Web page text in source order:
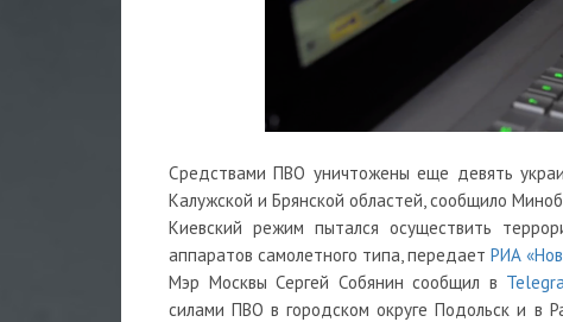
Средствами ПВО уничтожены еще девять
Калужской и Брянской областей, сообщило
Киевский режим пытался осуществить
аппаратов самолетного типа, передает РИА
Мэр Москвы Сергей Собянин сообщил в
силами ПВО в городском округе Подольск и в